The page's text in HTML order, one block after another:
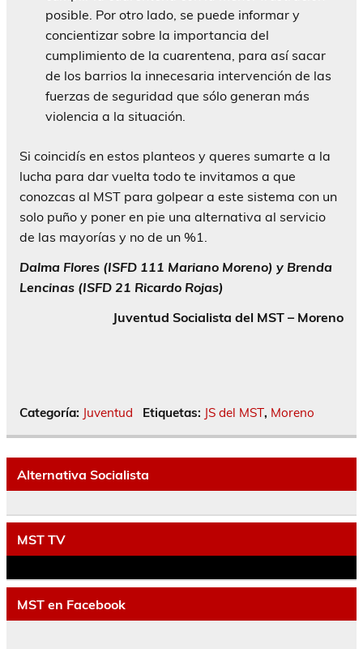
posible. Por otro lado, se puede informar y
concientizar sobre la importancia del
cumplimiento de la cuarentena, para así sacar
de los barrios la innecesaria intervención de las
fuerzas de seguridad que sólo generan más
violencia a la situación.
Si coincidís en estos planteos y queres sumarte a la
lucha para dar vuelta todo te invitamos a que
conozcas al MST para golpear a este sistema con un
solo puño y poner en pie una alternativa al servicio
de las mayorías y no de un %1.
Dalma Flores (ISFD 111 Mariano Moreno) y Brenda
Lencinas (ISFD 21 Ricardo Rojas)
Juventud Socialista del MST – Moreno
Categoría: Juventud Etiquetas: JS del MST, Moreno
Alternativa Socialista
MST TV
MST en Facebook